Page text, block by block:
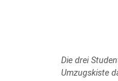
Die drei
Umzugskiste